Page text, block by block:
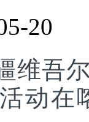
20
维吾
动在